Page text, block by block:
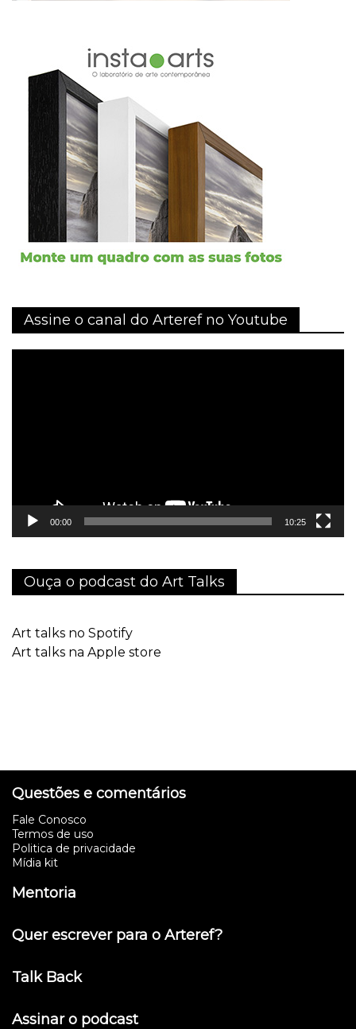
Assine o canal do Arteref no Youtube
00:00 10:25
Ouça o podcast do Art Talks
Art talks no Spotify
Art talks na Apple store
Questões e comentários
Fale Conosco
Termos de uso
Politica de privacidade
Mídia kit
Mentoria
Quer escrever para o Arteref?
Talk Back
Assinar o podcast